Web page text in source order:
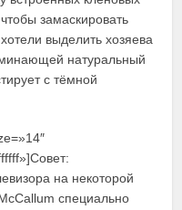
замаскировать
выделить хозяева
натуральный
с тёмной
на некоторой
специально